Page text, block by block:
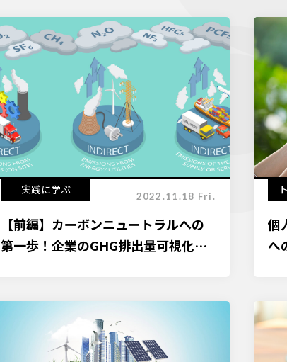
実践に学ぶ 2022.11.18 Fri.
【前編】カーボンニュートラルへの
第一歩！企業のGHG排出量可視化方
個
へ